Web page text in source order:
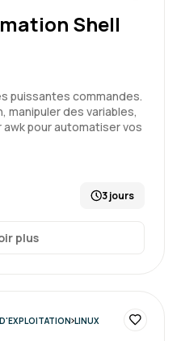
Shell
puissantes commandes.
manipuler des variables,
pour automatiser vos
3 jours
plus
LINUX